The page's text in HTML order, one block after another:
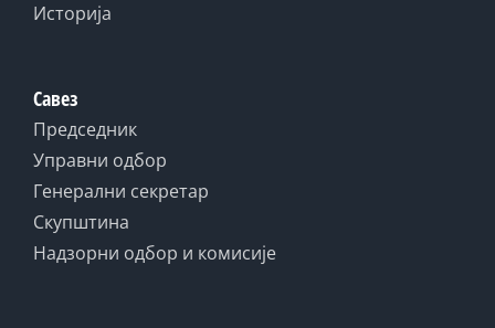
Историја
Савез
Председник
Управни одбор
Генерални секретар
Скупштина
Надзорни одбор и комисије